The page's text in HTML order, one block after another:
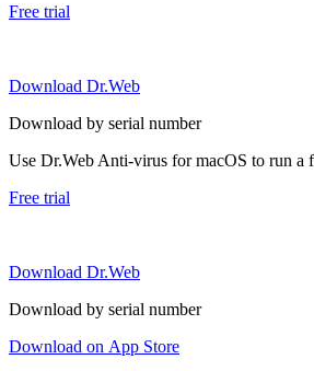
Free trial
Download Dr.Web
Download by serial number
Use Dr.Web Anti-virus for macOS to run a
Free trial
Download Dr.Web
Download by serial number
Download on App Store